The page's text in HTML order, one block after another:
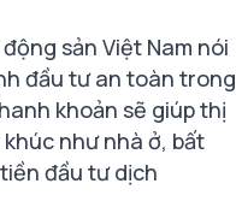
sản Việt Nam nói
đầu tư an toàn trong
khoản sẽ giúp thị
như nhà ở, bất
đầu tư dịch